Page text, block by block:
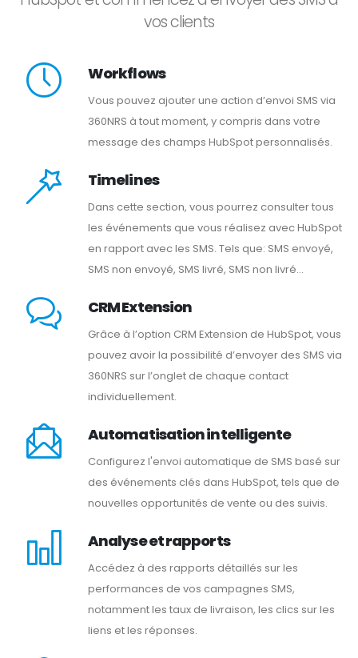
vos clients
Workflows
Vous pouvez ajouter une action d’envoi SMS via
360NRS à tout moment, y compris dans votre
message des champs HubSpot personnalisés.
Timelines
Dans cette section, vous pourrez consulter tous
les événements que vous réalisez avec HubSpot
en rapport avec les SMS. Tels que: SMS envoyé,
SMS non envoyé, SMS livré, SMS non livré...
CRM Extension
Grâce à l’option CRM Extension de HubSpot, vous
pouvez avoir la possibilité d’envoyer des SMS via
360NRS sur l’onglet de chaque contact
individuellement.
Automatisation intelligente
Configurez l'envoi automatique de SMS basé sur
des événements clés dans HubSpot, tels que de
nouvelles opportunités de vente ou des suivis.
Analyse et rapports
Accédez à des rapports détaillés sur les
performances de vos campagnes SMS,
notamment les taux de livraison, les clics sur les
liens et les réponses.